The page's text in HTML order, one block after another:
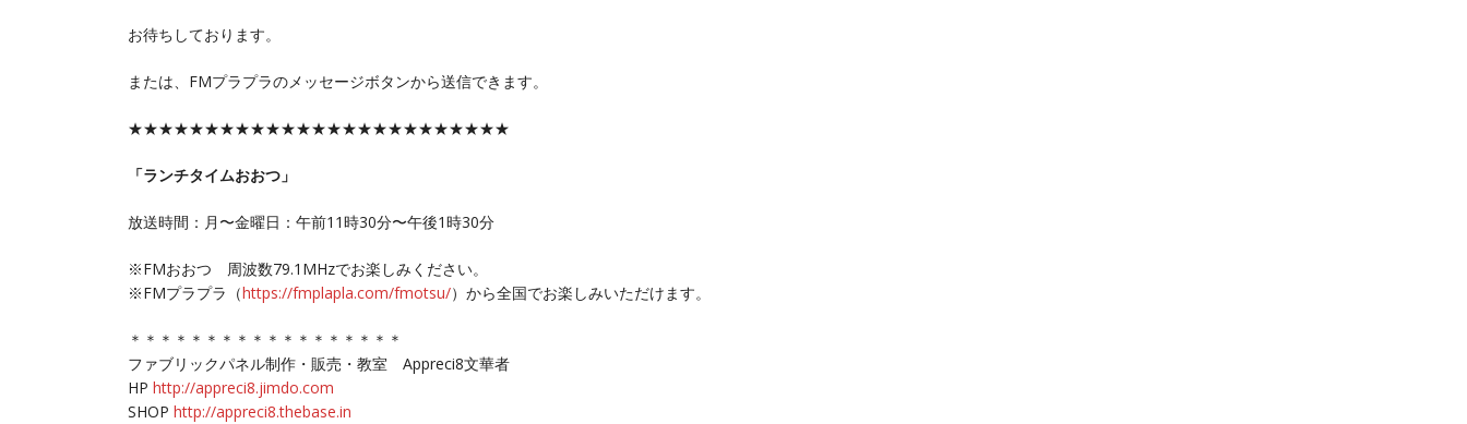
お待ちしております。
または、FMプラプラのメッセージボタンから送信できます。
★★★★★★★★★★★★★★★★★★★★★★★★★
「ランチタイムおおつ」
放送時間：月〜金曜日：午前11時30分〜午後1時30分
※FMおおつ 周波数79.1MHzでお楽しみください。
※FMプラプラ（https://fmplapla.com/fmotsu/）から全国でお楽しみいただけます。
＊＊＊＊＊＊＊＊＊＊＊＊＊＊＊＊＊＊
ファブリックパネル制作・販売・教室 Appreci8文華者
HP http://appreci8.jimdo.com
SHOP http://appreci8.thebase.in